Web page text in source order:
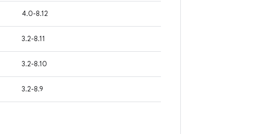
4.0-8.12
3.2-8.11
3.2-8.10
3.2-8.9